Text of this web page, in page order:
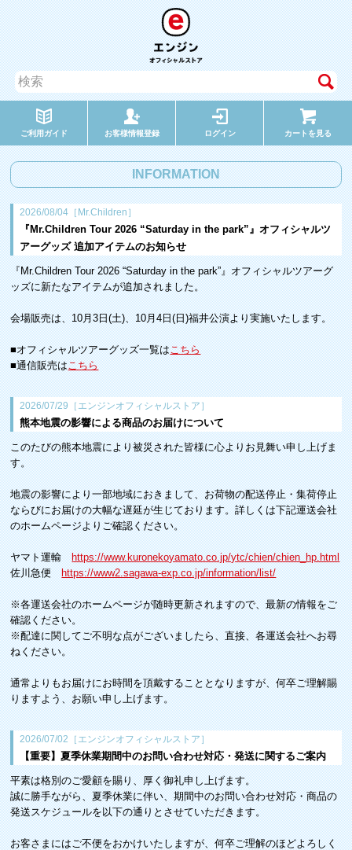
ご利用ガイド お客様情報登録 ログイン カートを見る
INFORMATION
2026/08/04［Mr.Children］
『Mr.Children Tour 2026 “Saturday in the park”』オフィシャルツ
アーグッズ 追加アイテムのお知らせ
『Mr.Children Tour 2026 “Saturday in the park”』オフィシャルツアーグ
ッズに新たなアイテムが追加されました。
会場販売は、10月3日(土)、10月4日(日)福井公演より実施いたします。
■オフィシャルツアーグッズ一覧はこちら
■通信販売はこちら
2026/07/29［エンジンオフィシャルストア］
熊本地震の影響による商品のお届けについて
このたびの熊本地震により被災された皆様に心よりお見舞い申し上げま
す。
地震の影響により一部地域におきまして、お荷物の配送停止・集荷停止
ならびにお届けの大幅な遅延が生じております。詳しくは下記運送会社
のホームページよりご確認ください。
ヤマト運輸https://www.kuronekoyamato.co.jp/ytc/chien/chien_hp.html
佐川急便https://www2.sagawa-exp.co.jp/information/list/
※各運送会社のホームページが随時更新されますので、最新の情報をご
確認ください。
※配達に関してご不明な点がございましたら、直接、各運送会社へお尋
ねください。
通常よりもお届けにお時間を頂戴することとなりますが、何卒ご理解賜
りますよう、お願い申し上げます。
2026/07/02［エンジンオフィシャルストア］
【重要】夏季休業期間中のお問い合わせ対応・発送に関するご案内
平素は格別のご愛顧を賜り、厚く御礼申し上げます。
誠に勝手ながら、夏季休業に伴い、期間中のお問い合わせ対応・商品の
発送スケジュールを以下の通りとさせていただきます。
お客さまにはご不便をおかけいたしますが、何卒ご理解のほどよろしく